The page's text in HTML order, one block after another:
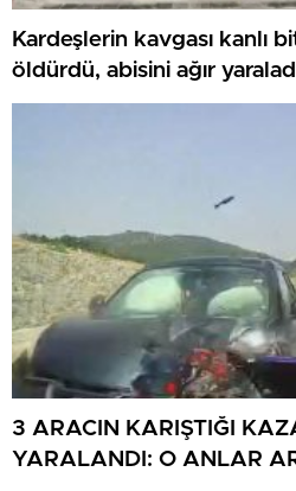
Kardeşlerin kavgası kanlı
öldürdü, abisini ağır
3 ARACIN KARIŞTIĞI
YARALANDI: O ANLAR